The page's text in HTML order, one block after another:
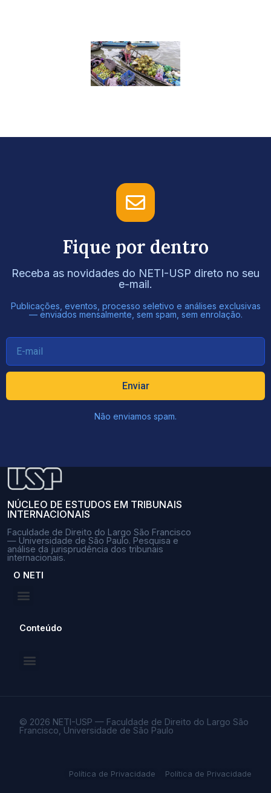
Fique por dentro
Receba as novidades do NETI-USP direto no seu
e-mail.
Publicações, eventos, processo seletivo e análises exclusivas
— enviados mensalmente, sem spam, sem enrolação.
Enviar
Não enviamos spam.
NÚCLEO DE ESTUDOS EM TRIBUNAIS
INTERNACIONAIS
Faculdade de Direito do Largo São Francisco
— Universidade de São Paulo. Pesquisa e
análise da jurisprudência dos tribunais
internacionais.
O NETI
Conteúdo
© 2026 NETI-USP — Faculdade de Direito do Largo São
Francisco, Universidade de São Paulo
Política de Privacidade Política de Privacidade